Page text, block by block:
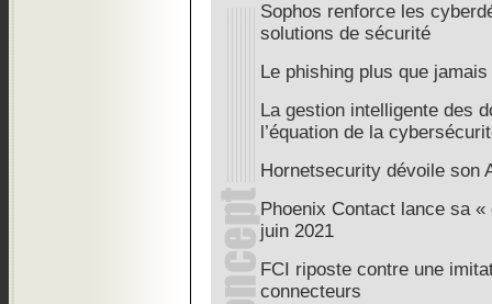
Sophos renforce les
solutions de sécurité
Le phishing plus que jamais
La gestion intelligente des
l’équation de la
Hornetsecurity dévoile son
Phoenix Contact lance sa
juin 2021
FCI riposte contre une
connecteurs